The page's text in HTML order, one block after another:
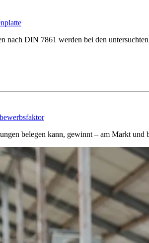
nach DIN 7861 werden bei den
belegen kann, gewinnt – am Markt und